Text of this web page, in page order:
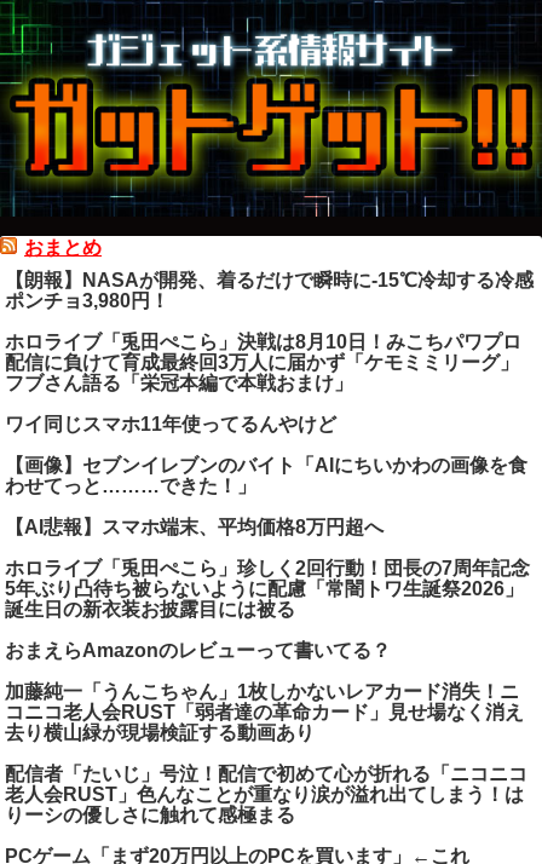
おまとめ
【朗報】NASAが開発、着るだけで瞬時に-15℃冷却する冷感
ポンチョ3,980円！
ホロライブ「兎田ぺこら」決戦は8月10日！みこちパワプロ
配信に負けて育成最終回3万人に届かず「ケモミミリーグ」
フブさん語る「栄冠本編で本戦おまけ」
ワイ同じスマホ11年使ってるんやけど
【画像】セブンイレブンのバイト「AIにちいかわの画像を食
わせてっと………できた！」
【AI悲報】スマホ端末、平均価格8万円超へ
ホロライブ「兎田ぺこら」珍しく2回行動！団長の7周年記念
5年ぶり凸待ち被らないように配慮「常闇トワ生誕祭2026」
誕生日の新衣装お披露目には被る
おまえらAmazonのレビューって書いてる？
加藤純一「うんこちゃん」1枚しかないレアカード消失！ニ
コニコ老人会RUST「弱者達の革命カード」見せ場なく消え
去り横山緑が現場検証する動画あり
配信者「たいじ」号泣！配信で初めて心が折れる「ニコニコ
老人会RUST」色んなことが重なり涙が溢れ出てしまう！は
りーシの優しさに触れて感極まる
PCゲーム「まず20万円以上のPCを買います」←これ